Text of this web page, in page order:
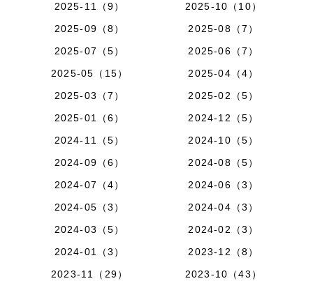
2025-11（9）
2025-10（10）
2025-09（8）
2025-08（7）
2025-07（5）
2025-06（7）
2025-05（15）
2025-04（4）
2025-03（7）
2025-02（5）
2025-01（6）
2024-12（5）
2024-11（5）
2024-10（5）
2024-09（6）
2024-08（5）
2024-07（4）
2024-06（3）
2024-05（3）
2024-04（3）
2024-03（5）
2024-02（3）
2024-01（3）
2023-12（8）
2023-11（29）
2023-10（43）